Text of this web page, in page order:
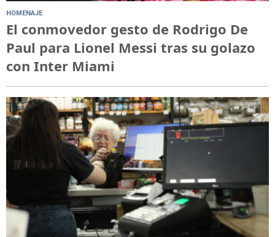
HOMENAJE
El conmovedor gesto de Rodrigo De
Paul para Lionel Messi tras su golazo
con Inter Miami